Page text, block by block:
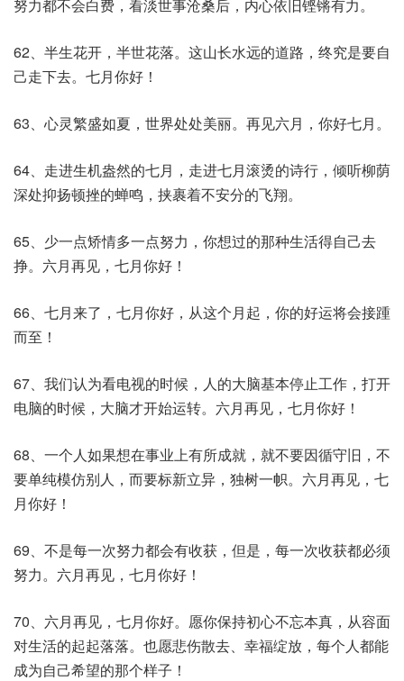
努力都不会白费，看淡世事沧桑后，内心依旧铿锵有力。
62、半生花开，半世花落。这山长水远的道路，终究是要自
己走下去。七月你好！
63、心灵繁盛如夏，世界处处美丽。再见六月，你好七月。
64、走进生机盎然的七月，走进七月滚烫的诗行，倾听柳荫
深处抑扬顿挫的蝉鸣，挟裹着不安分的飞翔。
65、少一点矫情多一点努力，你想过的那种生活得自己去
挣。六月再见，七月你好！
66、七月来了，七月你好，从这个月起，你的好运将会接踵
而至！
67、我们认为看电视的时候，人的大脑基本停止工作，打开
电脑的时候，大脑才开始运转。六月再见，七月你好！
68、一个人如果想在事业上有所成就，就不要因循守旧，不
要单纯模仿别人，而要标新立异，独树一帜。六月再见，七
月你好！
69、不是每一次努力都会有收获，但是，每一次收获都必须
努力。六月再见，七月你好！
70、六月再见，七月你好。愿你保持初心不忘本真，从容面
对生活的起起落落。也愿悲伤散去、幸福绽放，每个人都能
成为自己希望的那个样子！